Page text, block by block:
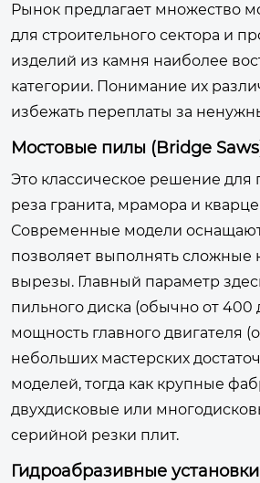
Рынок предлагает множество
для строительного сектора и
изделий из камня наиболее
категории. Понимание их
избежать переплаты за
Мостовые пилы (Bridge
Это классическое решение
реза гранита, мрамора и
Современные модели
позволяет выполнять сложные
вырезы. Главный параметр
пильного диска (обычно от
мощность главного двигателя
небольших мастерских
моделей, тогда как крупные
двухдисковые или
серийной резки плит.
Гидроабразивные